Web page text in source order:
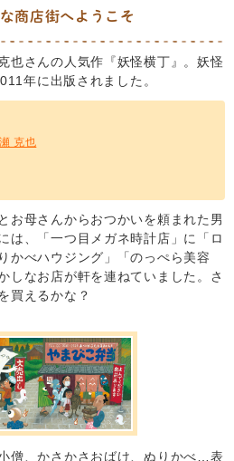
商店街へようこそ
也さんの人気作『妖怪横丁』。妖怪
年に出版されました。
克也
お母さんからおつかいを頼まれた男
は、「一つ目メガネ時計店」に「ロ
かべハウジング」「のっぺら美容
しなお店が軒を連ねていました。さ
買えるかな？
僧、かさかさおばけ、ぬりかべ…表